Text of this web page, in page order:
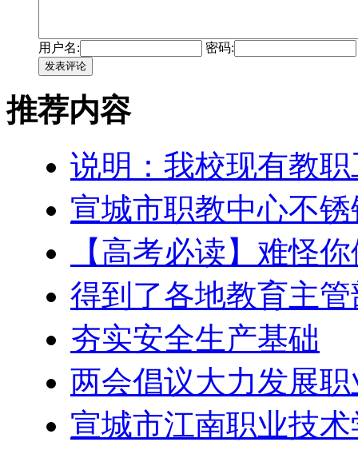
用户名: 密码:
发表评论
推荐内容
说明：我校现有教职
宣城市职教中心不
【高考必读】难怪
得到了各地教育主
夯实安全生产基础
两会倡议大力发展
宣城市江南职业技